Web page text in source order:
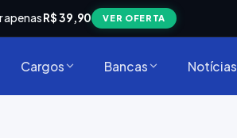
apenasR$ 39,90 VER OFERTA
Cargos Bancas Notícias